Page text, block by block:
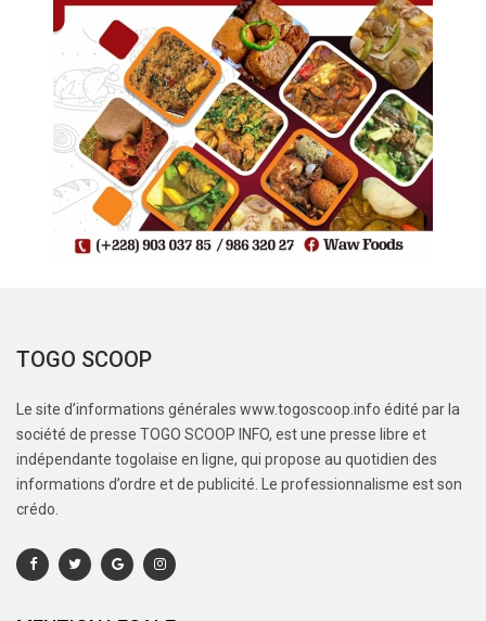
TOGO SCOOP
Le site d’informations générales www.togoscoop.info édité par la
société de presse TOGO SCOOP INFO, est une presse libre et
indépendante togolaise en ligne, qui propose au quotidien des
informations d’ordre et de publicité. Le professionnalisme est son
crédo.